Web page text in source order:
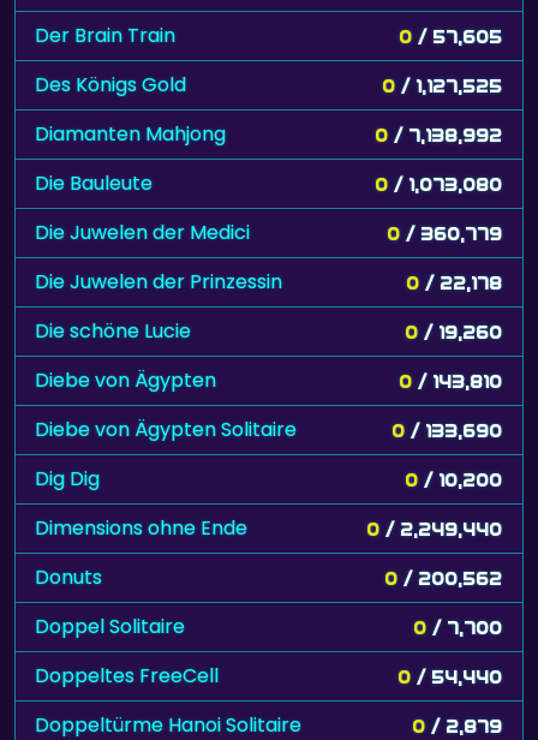
Der Brain Train 0 / 57,605
Des Königs Gold 0 / 1,127,525
Diamanten Mahjong 0 / 7,138,992
Die Bauleute 0 / 1,073,080
Die Juwelen der Medici 0 / 360,779
Die Juwelen der Prinzessin 0 / 22,178
Die schöne Lucie 0 / 19,260
Diebe von Ägypten 0 / 143,810
Diebe von Ägypten Solitaire 0 / 133,690
Dig Dig 0 / 10,200
Dimensions ohne Ende 0 / 2,249,440
Donuts 0 / 200,562
Doppel Solitaire 0 / 7,700
Doppeltes FreeCell 0 / 54,440
Doppeltürme Hanoi Solitaire 0 / 2,879